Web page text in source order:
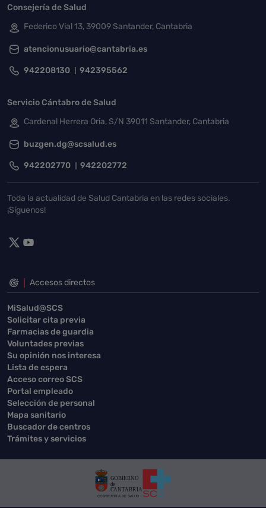
Consejería de Salud
Federico Vial 13, 39009 Santander, Cantabria
atencionusuario@cantabria.es
942208130 942395562
Servicio Cántabro de Salud
Cardenal Herrera Oria, S/N 39011 Santander, Cantabria
buzgen.dg@scsalud.es
942202770 942202772
Toda la actualidad de Salud Cantabria en las redes sociales.
¡Síguenos!
Accesos directos
MiSalud@SCS
Solicitar cita previa
Farmacias de guardia
Voluntades previas
Su opinión nos interesa
Lista de espera
Acceso correo SCS
Portal empleado
Selección de personal
Mapa sanitario
Buscador de centros
Trámites y servicios